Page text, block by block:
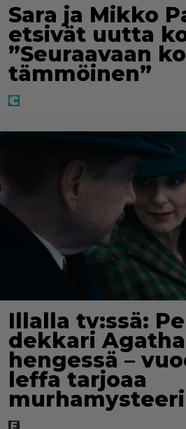
Sara ja Mikko
etsivät uutta
”Seuraavaan
tämmöinen”
Illalla tv:ssä:
dekkari
hengessä –
leffa tarjoaa